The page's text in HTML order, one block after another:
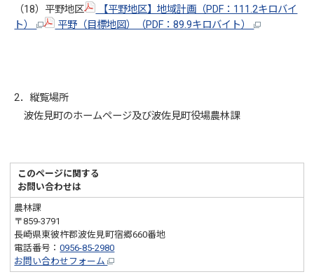
（18）平野地区
【平野地区】地域計画（PDF：111.2キロバイ
ト）
平野（目標地図）（PDF：89.9キロバイト）
2．縦覧場所
波佐見町のホームページ及び波佐見町役場農林課
このページに関する
お問い合わせは
農林課
〒859-3791
長崎県東彼杵郡波佐見町宿郷660番地
電話番号：0956-85-2980
お問い合わせフォーム